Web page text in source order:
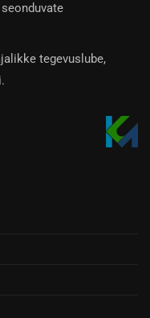
tegevuslube,